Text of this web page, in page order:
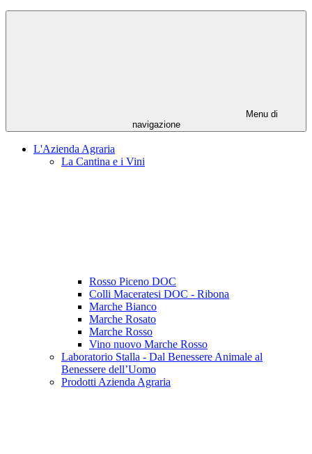
Menu di
navigazione
L'Azienda Agraria
La Cantina e i Vini
Rosso Piceno DOC
Colli Maceratesi DOC - Ribona
Marche Bianco
Marche Rosato
Marche Rosso
Vino nuovo Marche Rosso
Laboratorio Stalla - Dal Benessere Animale al
Benessere dell’Uomo
Prodotti Azienda Agraria